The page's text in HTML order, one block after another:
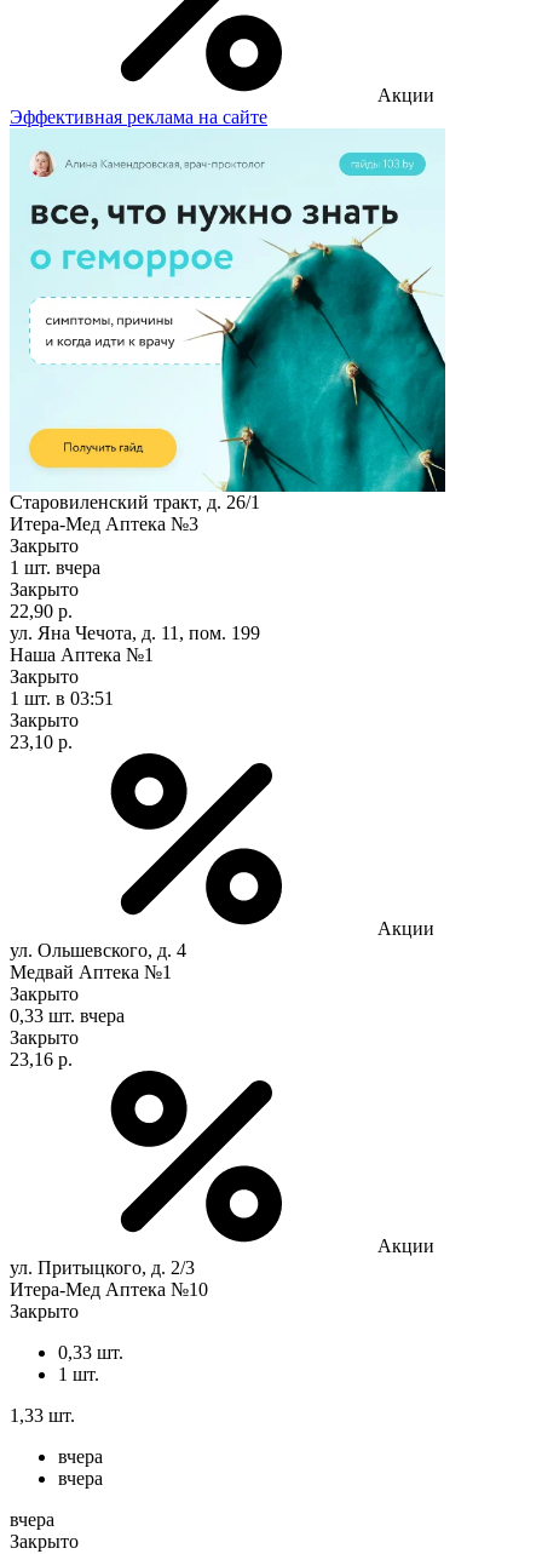
Акции
Эффективная реклама на сайте
Старовиленский тракт, д. 26/1
Итера-Мед Аптека №3
Закрыто
1 шт. вчера
Закрыто
22,90 р.
ул. Яна Чечота, д. 11, пом. 199
Наша Аптека №1
Закрыто
1 шт. в 03:51
Закрыто
23,10 р.
Акции
ул. Ольшевского, д. 4
Медвай Аптека №1
Закрыто
0,33 шт. вчера
Закрыто
23,16 р.
Акции
ул. Притыцкого, д. 2/3
Итера-Мед Аптека №10
Закрыто
0,33 шт.
1 шт.
1,33 шт.
вчера
вчера
вчера
Закрыто